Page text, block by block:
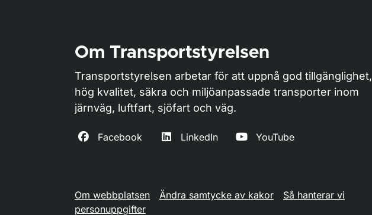
Om Transportstyrelsen
Transportstyrelsen arbetar för att uppnå god tillgänglighet,
hög kvalitet, säkra och miljöanpassade transporter inom
järnväg, luftfart, sjöfart och väg.
Facebook LinkedIn YouTube
Om webbplatsen Ändra samtycke av kakor
Så hanterar vi
personuppgifter